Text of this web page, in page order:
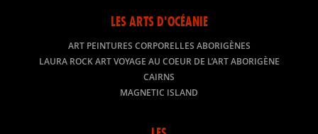
LES ARTS D'OCÉANIE
ART PEINTURES CORPORELLES ABORIGÈNES
LAURA ROCK ART VOYAGE AU COEUR DE L’ART ABORIGÈNE
CAIRNS
MAGNETIC ISLAND